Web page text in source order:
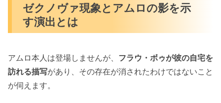
ゼクノヴァ現象とアムロの影を示
す演出とは
アムロ本人は登場しませんが、 フラウ・ボゥが彼の自宅を
訪れる描写があり、その存在が消されたわけではないこと
が伺えます。